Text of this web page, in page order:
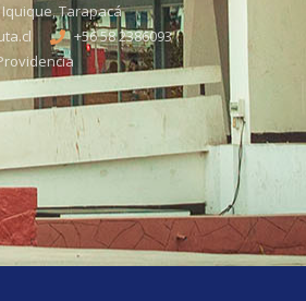
Tarapacá
+56 58 2386093